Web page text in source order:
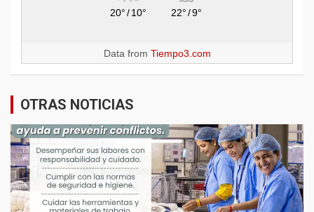
20°/10° 22°/9°
Data from Tiempo3.com
OTRAS NOTICIAS